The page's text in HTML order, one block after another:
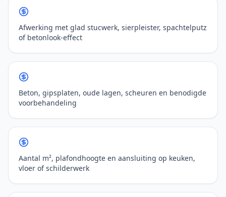
Afwerking met glad stucwerk, sierpleister, spachtelputz
of betonlook-effect
Beton, gipsplaten, oude lagen, scheuren en benodigde
voorbehandeling
Aantal m², plafondhoogte en aansluiting op keuken,
vloer of schilderwerk